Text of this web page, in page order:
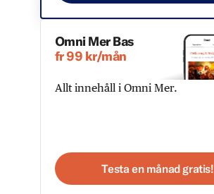
Omni Mer Bas
fr 99 kr/mån
Allt innehåll i Omni Mer.
Testa en månad gratis!